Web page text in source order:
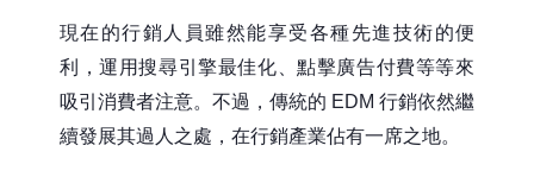
現在的行銷人員雖然能享受各種先進技術的便
利，運用搜尋引擎最佳化、點擊廣告付費等等來
吸引消費者注意。不過，傳統的 EDM 行銷依然繼
續發展其過人之處，在行銷產業佔有一席之地。